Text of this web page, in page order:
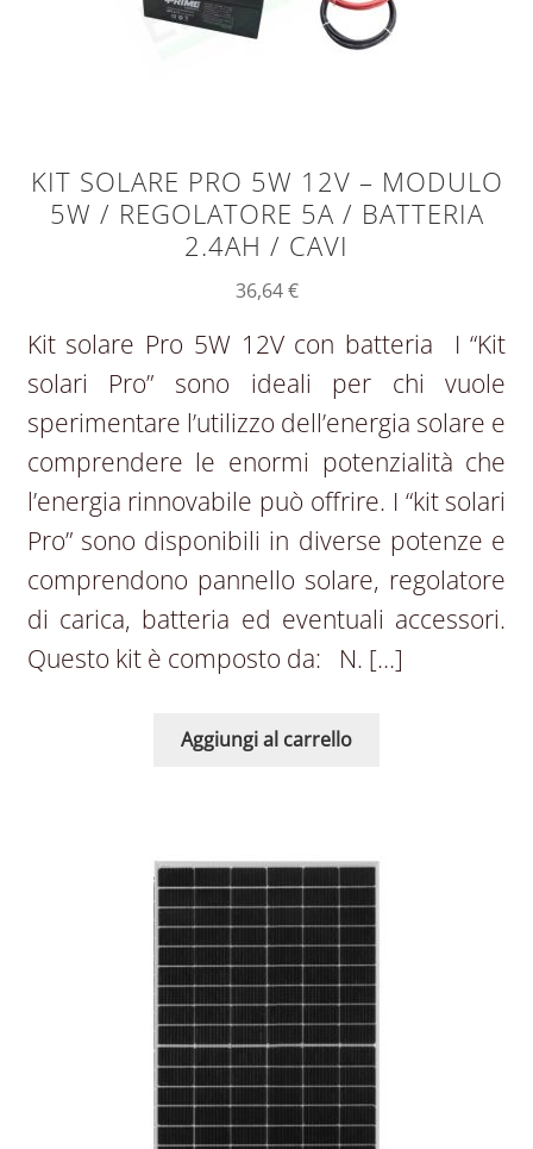
KIT SOLARE PRO 5W 12V – MODULO
5W / REGOLATORE 5A / BATTERIA
2.4AH / CAVI
36,64€
Kit solare Pro 5W 12V con batteria I “Kit
solari Pro” sono ideali per chi vuole
sperimentare l’utilizzo dell’energia solare e
comprendere le enormi potenzialità che
l’energia rinnovabile può offrire. I “kit solari
Pro” sono disponibili in diverse potenze e
comprendono pannello solare, regolatore
di carica, batteria ed eventuali accessori.
Questo kit è composto da: N. […]
Aggiungi al carrello